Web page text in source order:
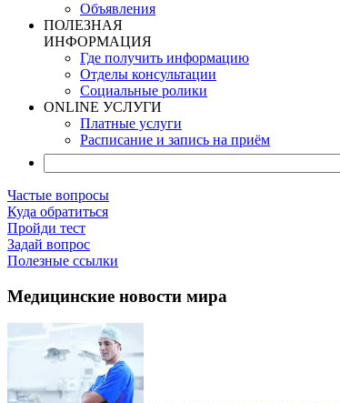
Объявления
ПОЛЕЗНАЯ
ИНФОРМАЦИЯ
Где получить информацию
Отделы консультации
Социальные ролики
ONLINE УСЛУГИ
Платные услуги
Расписание и запись на приём
Частые вопросы
Куда обратиться
Пройди тест
Задай вопрос
Полезные ссылки
Медицинские новости мира